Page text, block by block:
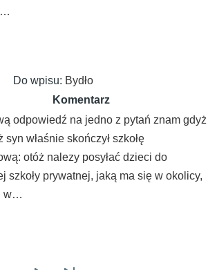
Do wpisu: Bydło
Komentarz
odpowiedź na jedno z pytań znam gdyż
syn właśnie skończył szkołę
otóż nalezy posyłać dzieci do
szkoły prywatnej, jaką ma się w okolicy,
w…